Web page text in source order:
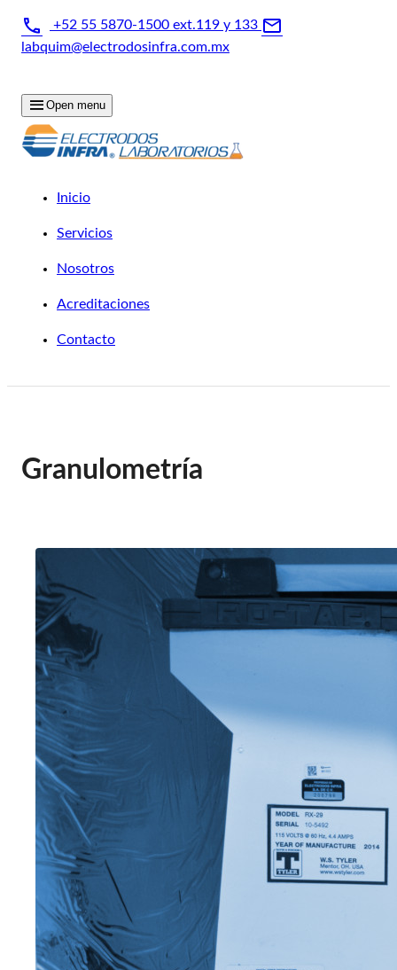
+52 55 5870-1500 ext.119 y 133
labquim@electrodosinfra.com.mx
Open menu
Inicio
Servicios
Nosotros
Acreditaciones
Contacto
Granulometría